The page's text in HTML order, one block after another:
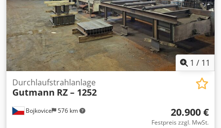
1 / 11
Bojkovice 576 km
Durchlaufstrahlanlage
Gutmann RZ – 1252
20.900 €
Festpreis zzgl. MwSt.